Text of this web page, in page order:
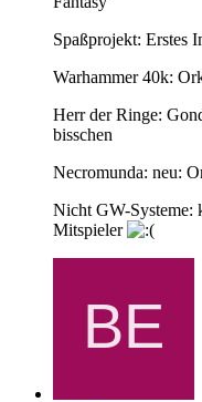
Spaßprojekt: Erstes
Warhammer 40k:
Herr der Ringe:
bisschen
Necromunda: neu:
Nicht GW-Systeme:
Mitspieler